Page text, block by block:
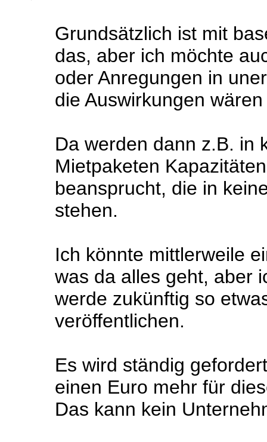
Grundsätzlich ist mit
das, aber ich möchte
oder Anregungen in
die Auswirkungen
Da werden dann z.B. in
Mietpaketen
beansprucht, die in
stehen.
Ich könnte mittlerweile
was da alles geht, aber
werde zukünftig so
veröffentlichen.
Es wird ständig
einen Euro mehr für
Das kann kein